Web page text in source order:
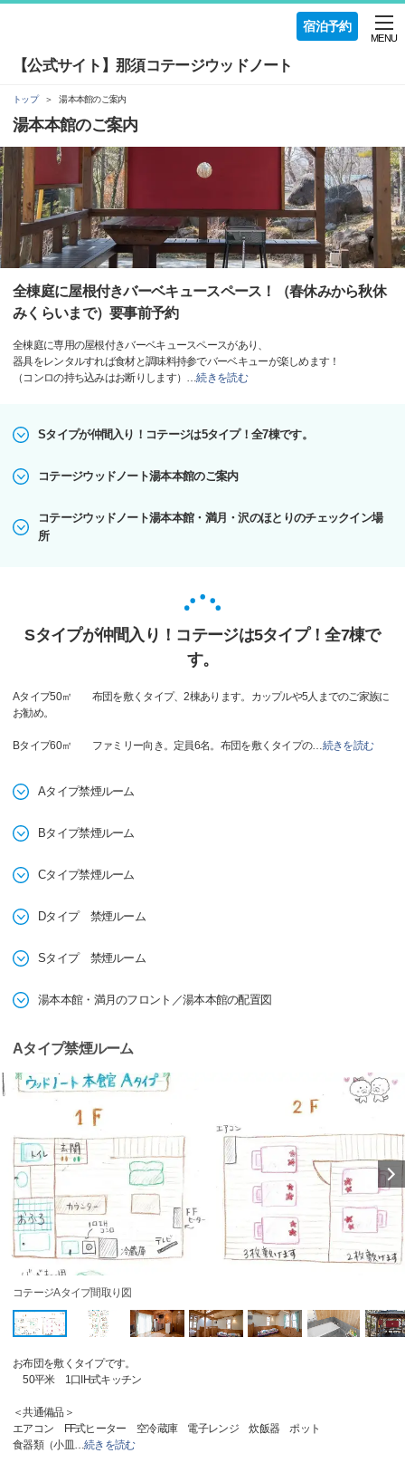
宿泊予約
【公式サイト】那須コテージウッドノート
MENU
トップ 湯本本館のご案内
湯本本館のご案内
全棟庭に屋根付きバーベキュースペース！（春休みから秋休
みくらいまで）要事前予約
全棟庭に専用の屋根付きバーベキュースペースがあり、
器具をレンタルすれば食材と調味料持参でバーベキューが楽しめます！
（コンロの持ち込みはお断りします） …続きを読む
Sタイプが仲間入り！コテージは5タイプ！全7棟です。
コテージウッドノート湯本本館のご案内
コテージウッドノート湯本本館・満月・沢のほとりのチェックイン場
所
Sタイプが仲間入り！コテージは5タイプ！全7棟で
す。
Aタイプ50㎡ 布団を敷くタイプ、2棟あります。カップルや5人までのご家族に
お勧め。
Bタイプ60㎡ ファミリー向き。定員6名。布団を敷くタイプの…続きを読む
Aタイプ禁煙ルーム
Bタイプ禁煙ルーム
Cタイプ禁煙ルーム
Dタイプ 禁煙ルーム
Sタイプ 禁煙ルーム
湯本本館・満月のフロント／湯本本館の配置図
Aタイプ禁煙ルーム
コテージAタイプ間取り図
お布団を敷くタイプです。
50平米 1口IH式キッチン
＜共通備品＞
エアコン FF式ヒーター 空冷蔵庫 電子レンジ 炊飯器 ポット
食器類（小皿 …続きを読む